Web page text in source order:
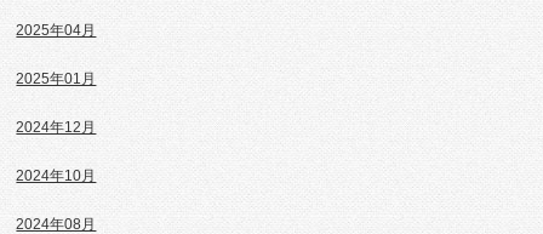
2025年04月
2025年01月
2024年12月
2024年10月
2024年08月